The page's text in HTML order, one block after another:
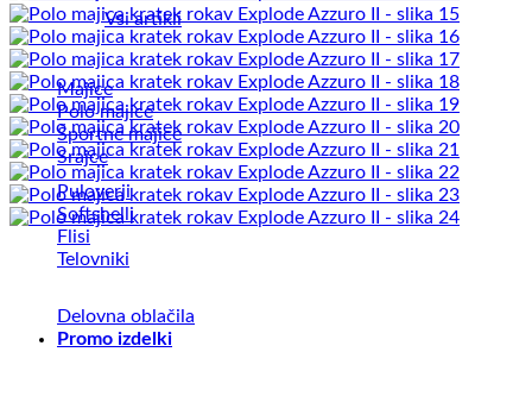
Vsi artikli
Majice
Polo majice
Športne majice
Srajce
Puloverji
Softshelli
Flisi
Telovniki
Delovna oblačila
Promo izdelki